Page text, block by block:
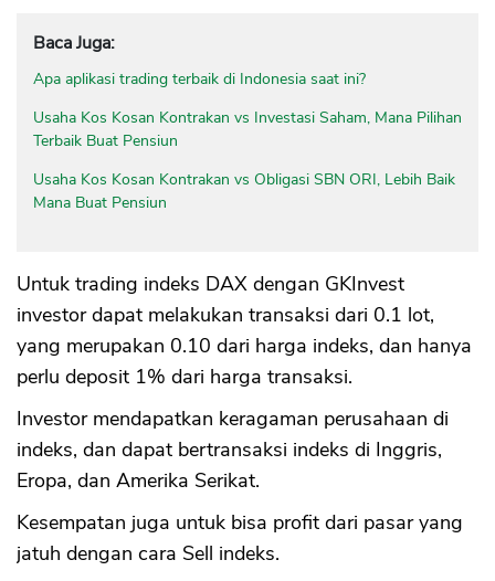
Baca Juga:
Apa aplikasi trading terbaik di Indonesia saat ini?
Usaha Kos Kosan Kontrakan vs Investasi Saham, Mana Pilihan
Terbaik Buat Pensiun
Usaha Kos Kosan Kontrakan vs Obligasi SBN ORI, Lebih Baik
Mana Buat Pensiun
Untuk trading indeks DAX dengan GKInvest
investor dapat melakukan transaksi dari 0.1 lot,
yang merupakan 0.10 dari harga indeks, dan hanya
perlu deposit 1% dari harga transaksi.
Investor mendapatkan keragaman perusahaan di
indeks, dan dapat bertransaksi indeks di Inggris,
Eropa, dan Amerika Serikat.
Kesempatan juga untuk bisa profit dari pasar yang
jatuh dengan cara Sell indeks.